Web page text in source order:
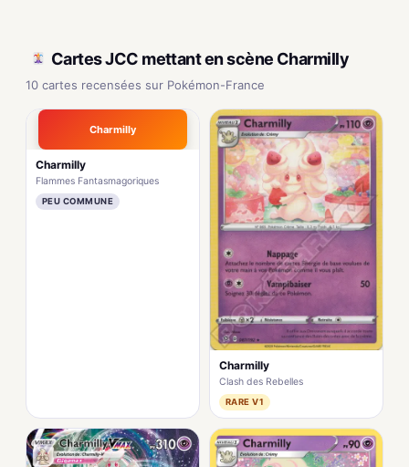
Cartes JCC mettant en scène Charmilly
10 cartes recensées sur Pokémon-France
Charmilly
Charmilly
Flammes Fantasmagoriques
PEU COMMUNE
Charmilly
Clash des Rebelles
RARE V1